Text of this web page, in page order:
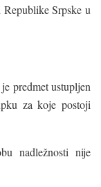
Srpske u
predmet ustupljen
za koje postoji
nadležnosti nije